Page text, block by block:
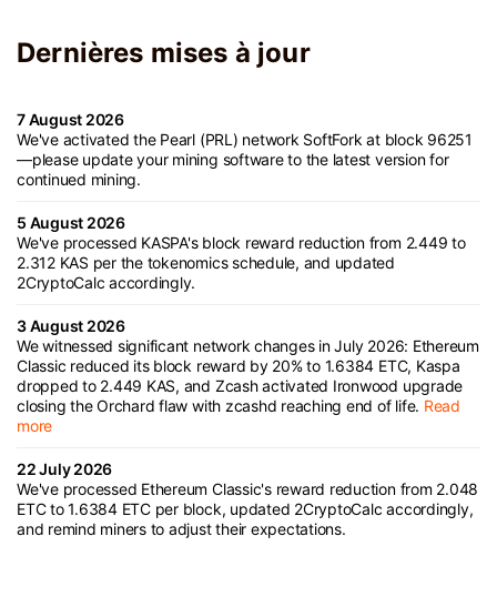
Dernières mises à jour
7 August 2026
We've activated the Pearl (PRL) network SoftFork at block 96251
—please update your mining software to the latest version for
continued mining.
5 August 2026
We've processed KASPA's block reward reduction from 2.449 to
2.312 KAS per the tokenomics schedule, and updated
2CryptoCalc accordingly.
3 August 2026
We witnessed significant network changes in July 2026: Ethereum
Classic reduced its block reward by 20% to 1.6384 ETC, Kaspa
dropped to 2.449 KAS, and Zcash activated Ironwood upgrade
closing the Orchard flaw with zcashd reaching end of life. Read
more
22 July 2026
We've processed Ethereum Classic's reward reduction from 2.048
ETC to 1.6384 ETC per block, updated 2CryptoCalc accordingly,
and remind miners to adjust their expectations.